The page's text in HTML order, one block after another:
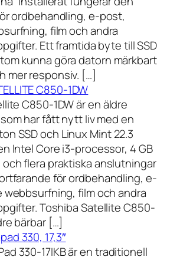
ordbehandling, e-post,
film och andra
Ett framtida byte till SSD
kunna göra datorn märkbart
mer responsiv. […]
C850-1DW
C850-1DW är en äldre
har fått nytt liv med en
SSD och Linux Mint 22.3
Intel Core i3-processor, 4 GB
flera praktiska anslutningar
för ordbehandling, e-
webbsurfning, film och andra
Toshiba Satellite C850-
bärbar […]
330, 17,3″
330-17IKB är en traditionell